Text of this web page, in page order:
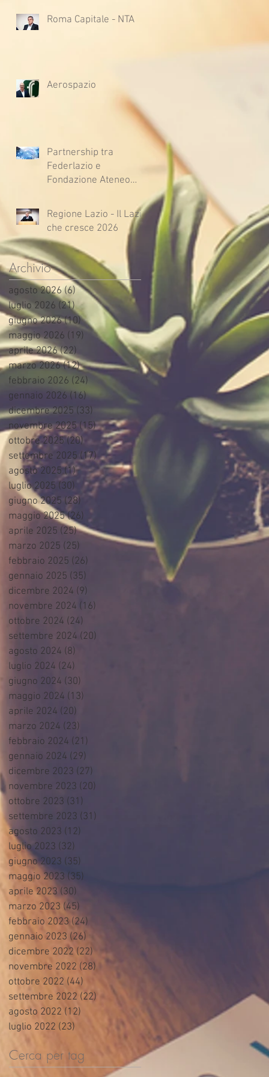
Roma Capitale - NTA
Aerospazio
Partnership tra
Federlazio e
Fondazione Ateneo
Regione Lazio - Il Lazio
che cresce 2026
Archivio
agosto 2026 (6)6 post
luglio 2026 (21)21 post
giugno 2026 (10)10 post
maggio 2026 (19) 19 post
aprile 2026 (22)
marzo 2026 (12)12 post
febbraio 2026 (24) 24 post
gennaio 2026 (16)16 post
dicembre 2025 (33) 33 post
novembre 2025 (15)15 post
ottobre 2025 (20) 20 post
settembre 2025 (17)17 post
agosto 2025 (1)1 post
luglio 2025 (30) 30 post
giugno 2025 (28)
maggio 2025 (26) 26 post
aprile 2025 (25)25 post
marzo 2025 (25)
febbraio 2025 (26)
gennaio 2025 (35)
dicembre 2024 (9)
novembre 2024 (16)
ottobre 2024 (24)
settembre 2024 (20)
agosto 2024 (8)
luglio 2024 (24)
giugno 2024 (30)
maggio 2024 (13)
aprile 2024 (20)
marzo 2024 (23)
febbraio 2024 (21)
gennaio 2024 (29)
dicembre 2023 (27)
novembre 2023 (20)
ottobre 2023 (31)
settembre 2023 (31)
agosto 2023 (12)
luglio 2023 (32)
giugno 2023 (35)
maggio 2023 (35)
aprile 2023 (30)
marzo 2023 (45)
febbraio 2023 (24)
gennaio 2023 (26)
dicembre 2022 (22)22 post
novembre 2022 (28) 28 post
ottobre 2022 (44)
settembre 2022 (22) 22 post
agosto 2022 (12)
luglio 2022 (23)
Cerca per tag